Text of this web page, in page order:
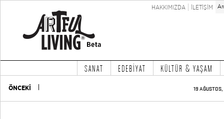
HAKKIMIZDA İLETİŞİM
SANAT EDEBİYAT KÜLTÜR & YAŞAM
ÖNCEKİ 19